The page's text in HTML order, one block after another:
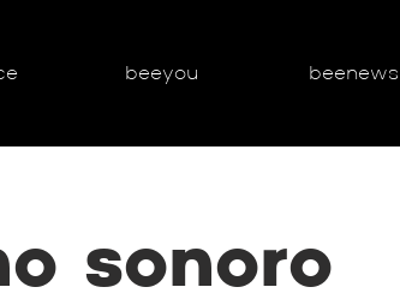
beeyou beenews
sonoro